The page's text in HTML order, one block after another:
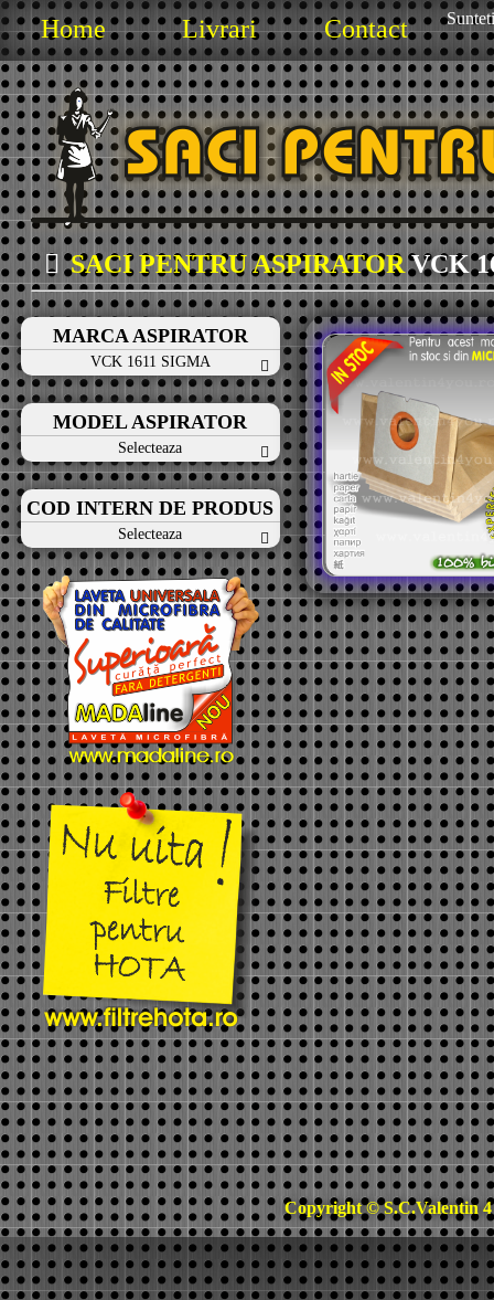
Home Livrari Contact
SACI PENTRU ASPIRATORVCK
MARCA ASPIRATOR
VCK 1611 SIGMA
MODEL ASPIRATOR
Selecteaza
COD INTERN DE PRODUS
Selecteaza
Copyright © S.C.Valentin